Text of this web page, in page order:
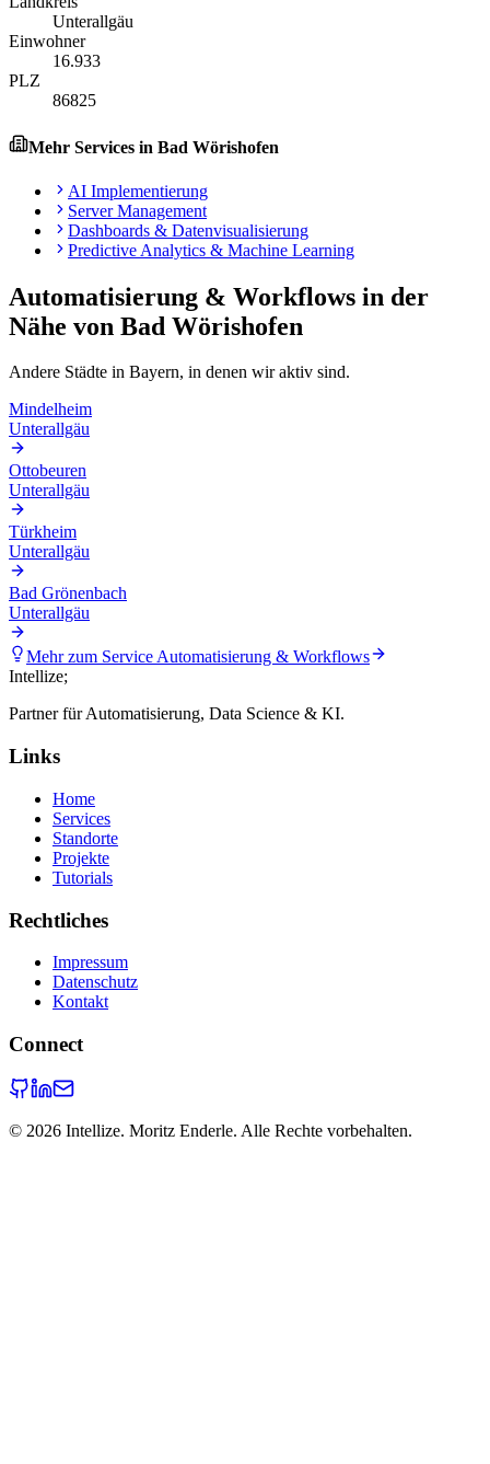
Unterallgäu
Einwohner
16.933
PLZ
86825
Mehr Services in Bad Wörishofen
AI Implementierung
Server Management
Dashboards & Datenvisualisierung
Predictive Analytics & Machine Learning
Automatisierung & Workflows in der
Nähe von Bad Wörishofen
Andere Städte in Bayern, in denen wir aktiv sind.
Mindelheim
Unterallgäu
Ottobeuren
Unterallgäu
Türkheim
Unterallgäu
Bad Grönenbach
Unterallgäu
Mehr zum ServiceAutomatisierung & Workflows
Intellize;
Partner für Automatisierung, Data Science & KI.
Links
Home
Services
Standorte
Projekte
Tutorials
Rechtliches
Impressum
Datenschutz
Kontakt
Connect
© 2026 Intellize. Moritz Enderle. Alle Rechte vorbehalten.